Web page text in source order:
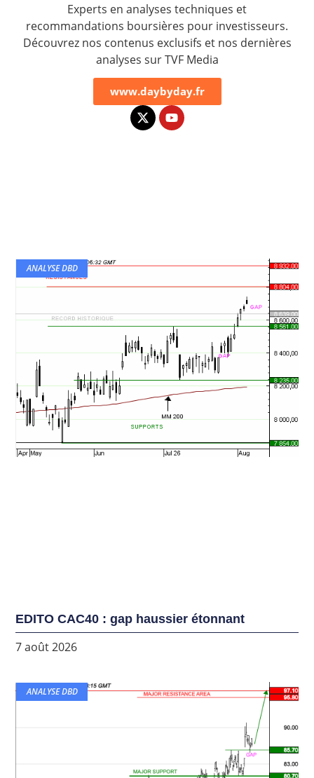
Experts en analyses techniques et
recommandations boursières pour investisseurs.
Découvrez nos contenus exclusifs et nos dernières
analyses sur TVF Media
www.daybyday.fr
ANALYSE DBD
EDITO CAC40 : gap haussier étonnant
7 août 2026
ANALYSE DBD